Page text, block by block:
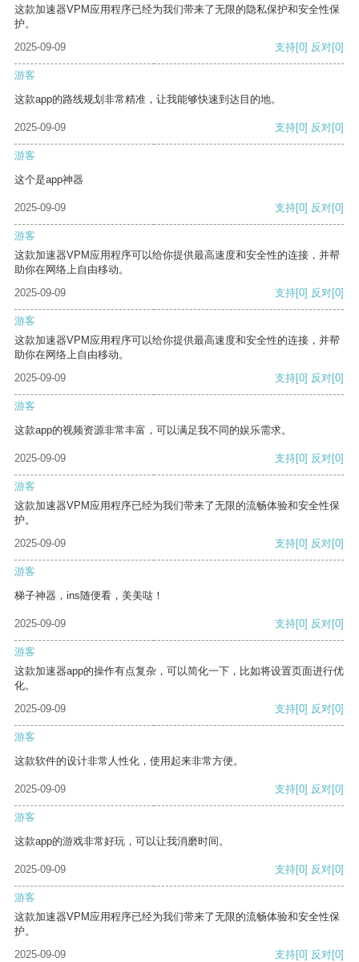
这款加速器VPM应用程序已经为我们带来了无限的隐私保护和安全性保
护。
2025-09-09
支持[0] 反对[0]
游客
这款app的路线规划非常精准，让我能够快速到达目的地。
2025-09-09 支持[0] 反对[0]
游客
这个是app神器
2025-09-09 支持[0] 反对[0]
游客
这款加速器VPM应用程序可以给你提供最高速度和安全性的连接，并帮
助你在网络上自由移动。
2025-09-09
支持[0] 反对[0]
游客
这款加速器VPM应用程序可以给你提供最高速度和安全性的连接，并帮
助你在网络上自由移动。
2025-09-09
支持[0] 反对[0]
游客
这款app的视频资源非常丰富，可以满足我不同的娱乐需求。
2025-09-09 支持[0] 反对[0]
游客
这款加速器VPM应用程序已经为我们带来了无限的流畅体验和安全性保
护。
2025-09-09
支持[0] 反对[0]
游客
梯子神器，ins随便看，美美哒！
2025-09-09 支持[0] 反对[0]
游客
这款加速器app的操作有点复杂，可以简化一下，比如将设置页面进行优
化。
2025-09-09
支持[0] 反对[0]
游客
这款软件的设计非常人性化，使用起来非常方便。
2025-09-09 支持[0] 反对[0]
游客
这款app的游戏非常好玩，可以让我消磨时间。
2025-09-09 支持[0] 反对[0]
游客
这款加速器VPM应用程序已经为我们带来了无限的流畅体验和安全性保
护。
2025-09-09
支持[0] 反对[0]